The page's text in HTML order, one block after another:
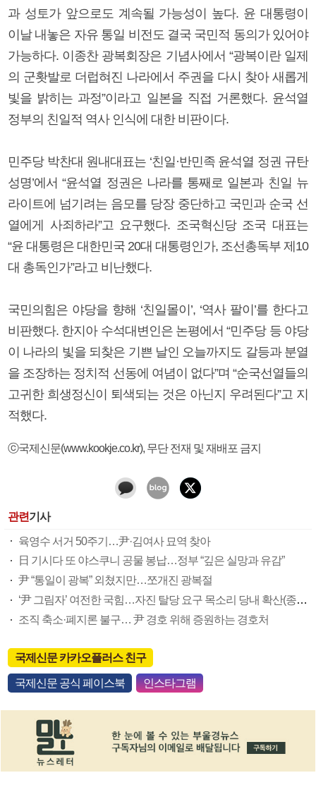
과 성토가 앞으로도 계속될 가능성이 높다. 윤 대통령이
이날 내놓은 자유 통일 비전도 결국 국민적 동의가 있어야
가능하다. 이종찬 광복회장은 기념사에서 “광복이란 일제
의 군홧발로 더럽혀진 나라에서 주권을 다시 찾아 새롭게
빛을 밝히는 과정”이라고 일본을 직접 거론했다. 윤석열
정부의 친일적 역사 인식에 대한 비판이다.
민주당 박찬대 원내대표는 ‘친일·반민족 윤석열 정권 규탄
성명’에서 “윤석열 정권은 나라를 통째로 일본과 친일 뉴
라이트에 넘기려는 음모를 당장 중단하고 국민과 순국 선
열에게 사죄하라”고 요구했다. 조국혁신당 조국 대표는
“윤 대통령은 대한민국 20대 대통령인가, 조선총독부 제10
대 총독인가”라고 비난했다.
국민의힘은 야당을 향해 ‘친일몰이’, ‘역사 팔이’를 한다고
비판했다. 한지아 수석대변인은 논평에서 “민주당 등 야당
이 나라의 빛을 되찾은 기쁜 날인 오늘까지도 갈등과 분열
을 조장하는 정치적 선동에 여념이 없다”며 “순국선열들의
고귀한 희생정신이 퇴색되는 것은 아닌지 우려된다”고 지
적했다.
ⓒ국제신문(www.kookje.co.kr), 무단 전재 및 재배포 금지
관련기사
육영수 서거 50주기…尹·김여사 묘역 찾아
日 기시다 또 야스쿠니 공물 봉납…정부 “깊은 실망과 유감”
尹 “통일이 광복” 외쳤지만…쪼개진 광복절
‘尹 그림자’ 여전한 국힘…자진 탈당 요구 목소리 당내 확산(종합)
조직 축소·폐지론 불구… 尹 경호 위해 증원하는 경호처
국제신문 카카오플러스 친구
국제신문 공식 페이스북 인스타그램